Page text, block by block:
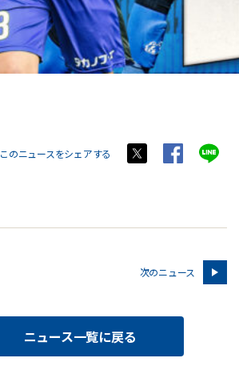
このニュースをシェアする
次のニュース
ニュース一覧に戻る